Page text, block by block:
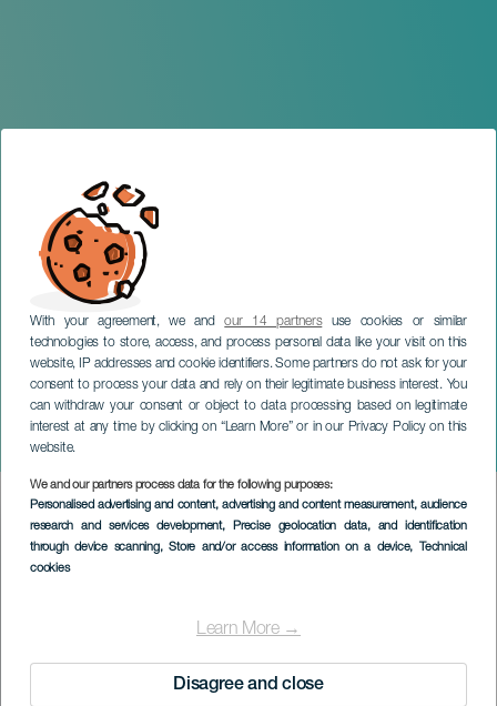
With your agreement, we andour 14 partnersuse cookies or similar
technologies to store, access, and process personal data like your visit on this
website, IP addresses and cookie identifiers. Some partners do not ask for your
consent to process your data and rely on their legitimate business interest. You
can withdraw your consent or object to data processing based on legitimate
interest at any time by clicking on “Learn More” or in our Privacy Policy on this
website.
We and our partners process data for the following purposes:
Personalised advertising and content, advertising and content measurement, audience
research and services development, Precise geolocation data, and identification
through device scanning, Store and/or access information on a device, Technical
cookies
Learn More →
Disagree and close
Quique González im
Konzert
TENERIFE
Imagen
Listado